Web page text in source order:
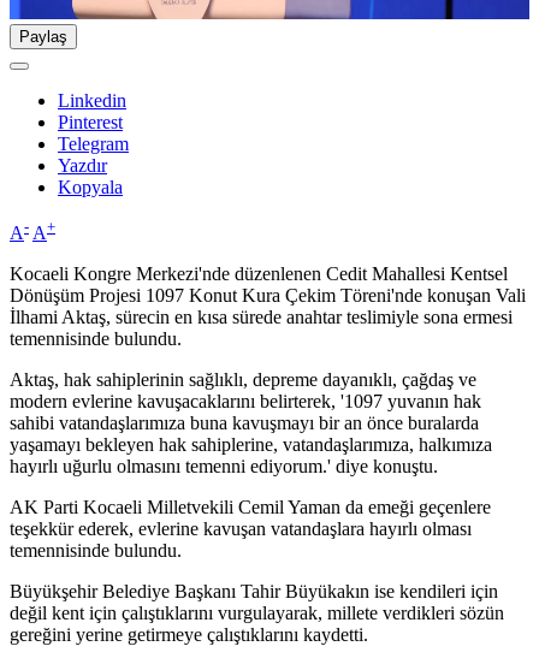
Paylaş
Linkedin
Pinterest
Telegram
Yazdır
Kopyala
A- A+
Kocaeli Kongre Merkezi'nde düzenlenen Cedit Mahallesi Kentsel
Dönüşüm Projesi 1097 Konut Kura Çekim Töreni'nde konuşan Vali
İlhami Aktaş, sürecin en kısa sürede anahtar teslimiyle sona ermesi
temennisinde bulundu.
Aktaş, hak sahiplerinin sağlıklı, depreme dayanıklı, çağdaş ve
modern evlerine kavuşacaklarını belirterek, '1097 yuvanın hak
sahibi vatandaşlarımıza buna kavuşmayı bir an önce buralarda
yaşamayı bekleyen hak sahiplerine, vatandaşlarımıza, halkımıza
hayırlı uğurlu olmasını temenni ediyorum.' diye konuştu.
AK Parti Kocaeli Milletvekili Cemil Yaman da emeği geçenlere
teşekkür ederek, evlerine kavuşan vatandaşlara hayırlı olması
temennisinde bulundu.
Büyükşehir Belediye Başkanı Tahir Büyükakın ise kendileri için
değil kent için çalıştıklarını vurgulayarak, millete verdikleri sözün
gereğini yerine getirmeye çalıştıklarını kaydetti.